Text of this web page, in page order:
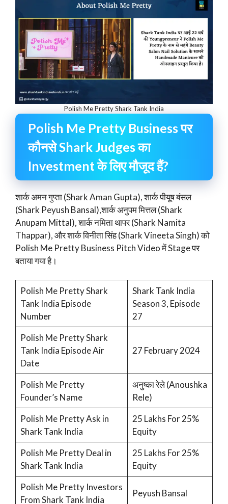
Polish Me Pretty Shark Tank India
Polish Me Pretty Business पर
कौनसे Shark Judges का
Investment के लिए मौजूद हैं?
शार्क अमन गुप्ता (Shark Aman Gupta), शार्क पीयूष बंसल
(Shark Peyush Bansal),शार्क अनुपम मित्तल (Shark
Anupam Mittal), शार्क नमिता थापर (Shark Namita
Thappar), और शार्क विनीता सिंह (Shark Vineeta Singh) को
Polish Me Pretty Business Pitch Video में Stage पर
बताया गया है।
Polish Me Pretty Shark
Tank India Episode
Number
Shark Tank India
Season 3, Episode
27
Polish Me Pretty Shark
Tank India Episode Air
Date
27 February 2024
Polish Me Pretty
Founder’s Name
अनुष्का रेले (Anoushka
Rele)
Polish Me Pretty Ask in
Shark Tank India
25 Lakhs For 25%
Equity
Polish Me Pretty Deal in
Shark Tank India
25 Lakhs For 25%
Equity
Polish Me Pretty Investors
From Shark Tank India
Peyush Bansal